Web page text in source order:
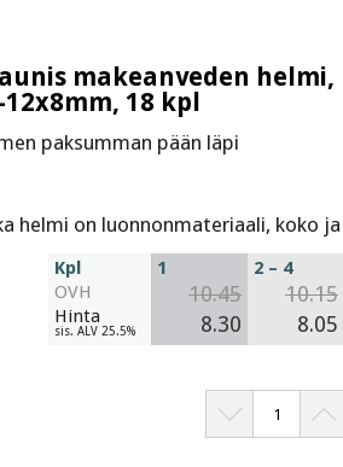
makeanveden helmi,
18 kpl
paksumman pään läpi
helmi on luonnonmateriaali, koko
Kpl
OVH
Hinta
sis. ALV 25.5%
1
10.45
8.30
2 – 4
10.15
8.05